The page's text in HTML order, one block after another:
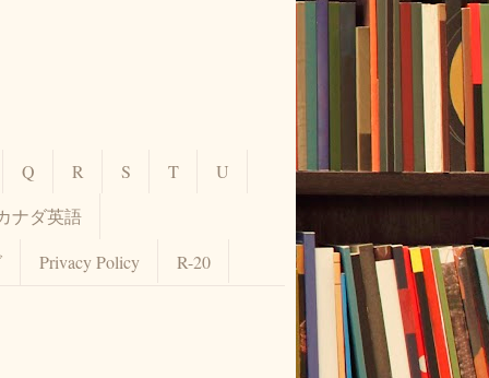
Q R S T
U
ナダ英語
Privacy Policy R-20